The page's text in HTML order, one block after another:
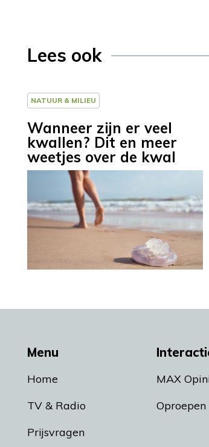
Lees ook
NATUUR & MILIEU
Wanneer zijn er veel
kwallen? Dit en meer
weetjes over de kwal
Menu
Home
TV & Radio
Prijsvragen
MAX
Oproepen